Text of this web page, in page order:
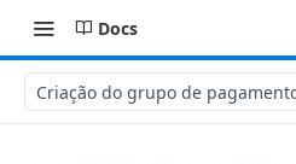
Docs
Criação do grupo de